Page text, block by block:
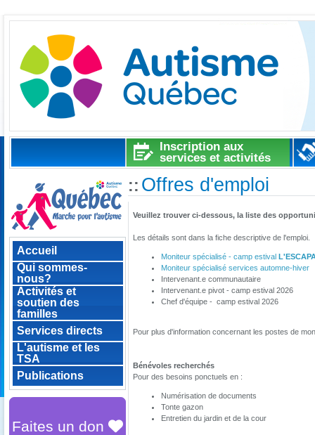
Inscription aux
services et activités
Accueil
Qui sommes-
nous?
Activités et
soutien des
familles
Services directs
L'autisme et les
TSA
Publications
Faites un don
:: Offres d'emploi
Veuillez trouver ci-dessous, la liste des
Les détails sont dans la fiche descriptive de l'emploi.
Moniteur spécialisé - camp estival
Moniteur spécialisé services automne-hiver
Intervenant.e communautaire
Intervenant.e pivot - camp estival 2026
Chef d'équipe - camp estival 2026
Pour plus d'information concernant les postes de
Bénévoles recherchés
Pour des besoins ponctuels en :
Numérisation de documents
Tonte gazon
Entretien du jardin et de la cour